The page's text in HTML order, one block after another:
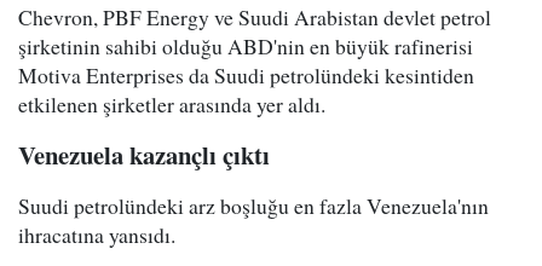
Chevron, PBF Energy ve Suudi Arabistan devlet petrol
şirketinin sahibi olduğu ABD'nin en büyük rafinerisi
Motiva Enterprises da Suudi petrolündeki kesintiden
etkilenen şirketler arasında yer aldı.
Venezuela kazançlı çıktı
Suudi petrolündeki arz boşluğu en fazla Venezuela'nın
ihracatına yansıdı.